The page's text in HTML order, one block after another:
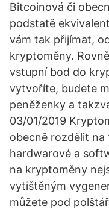
Bitcoinová či
podstatě
vám tak přijímat,
kryptoměny.
vstupní bod do
vytvoříte, budete
peněženky a
03/01/2019
obecně rozdělit na
hardwarové a
na kryptoměny
vytištěným
můžete pod